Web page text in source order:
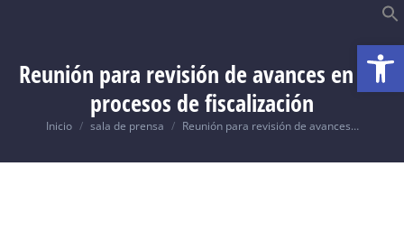
Reunión para revisión de avances en los
procesos de fiscalización
Usted está aquí:
Inicio sala de prensa Reunión para revisión de avances…